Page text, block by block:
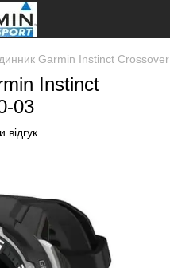
Garmin Instinct
Instinct
03
відгук